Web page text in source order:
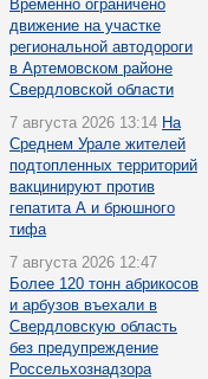
Временно ограничено
движение на участке
региональной автодороги
в Артемовском районе
Свердловской области
7 августа 2026 13:14 На
Среднем Урале жителей
подтопленных территорий
вакцинируют против
гепатита А и брюшного
тифа
7 августа 2026 12:47
Более 120 тонн абрикосов
и арбузов въехали в
Свердловскую область
без предупреждение
Россельхознадзора